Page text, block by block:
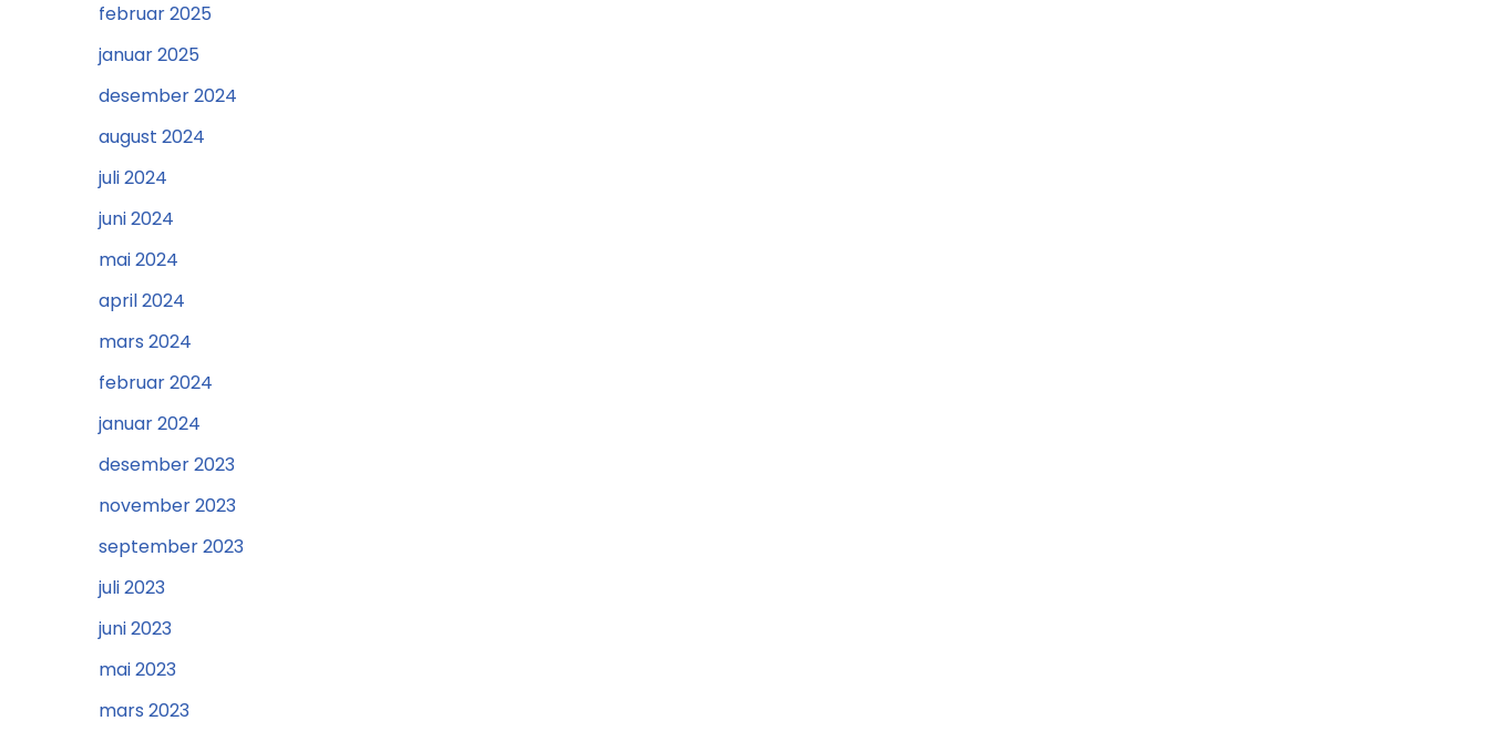
februar 2025
januar 2025
desember 2024
august 2024
juli 2024
juni 2024
mai 2024
april 2024
mars 2024
februar 2024
januar 2024
desember 2023
november 2023
september 2023
juli 2023
juni 2023
mai 2023
mars 2023